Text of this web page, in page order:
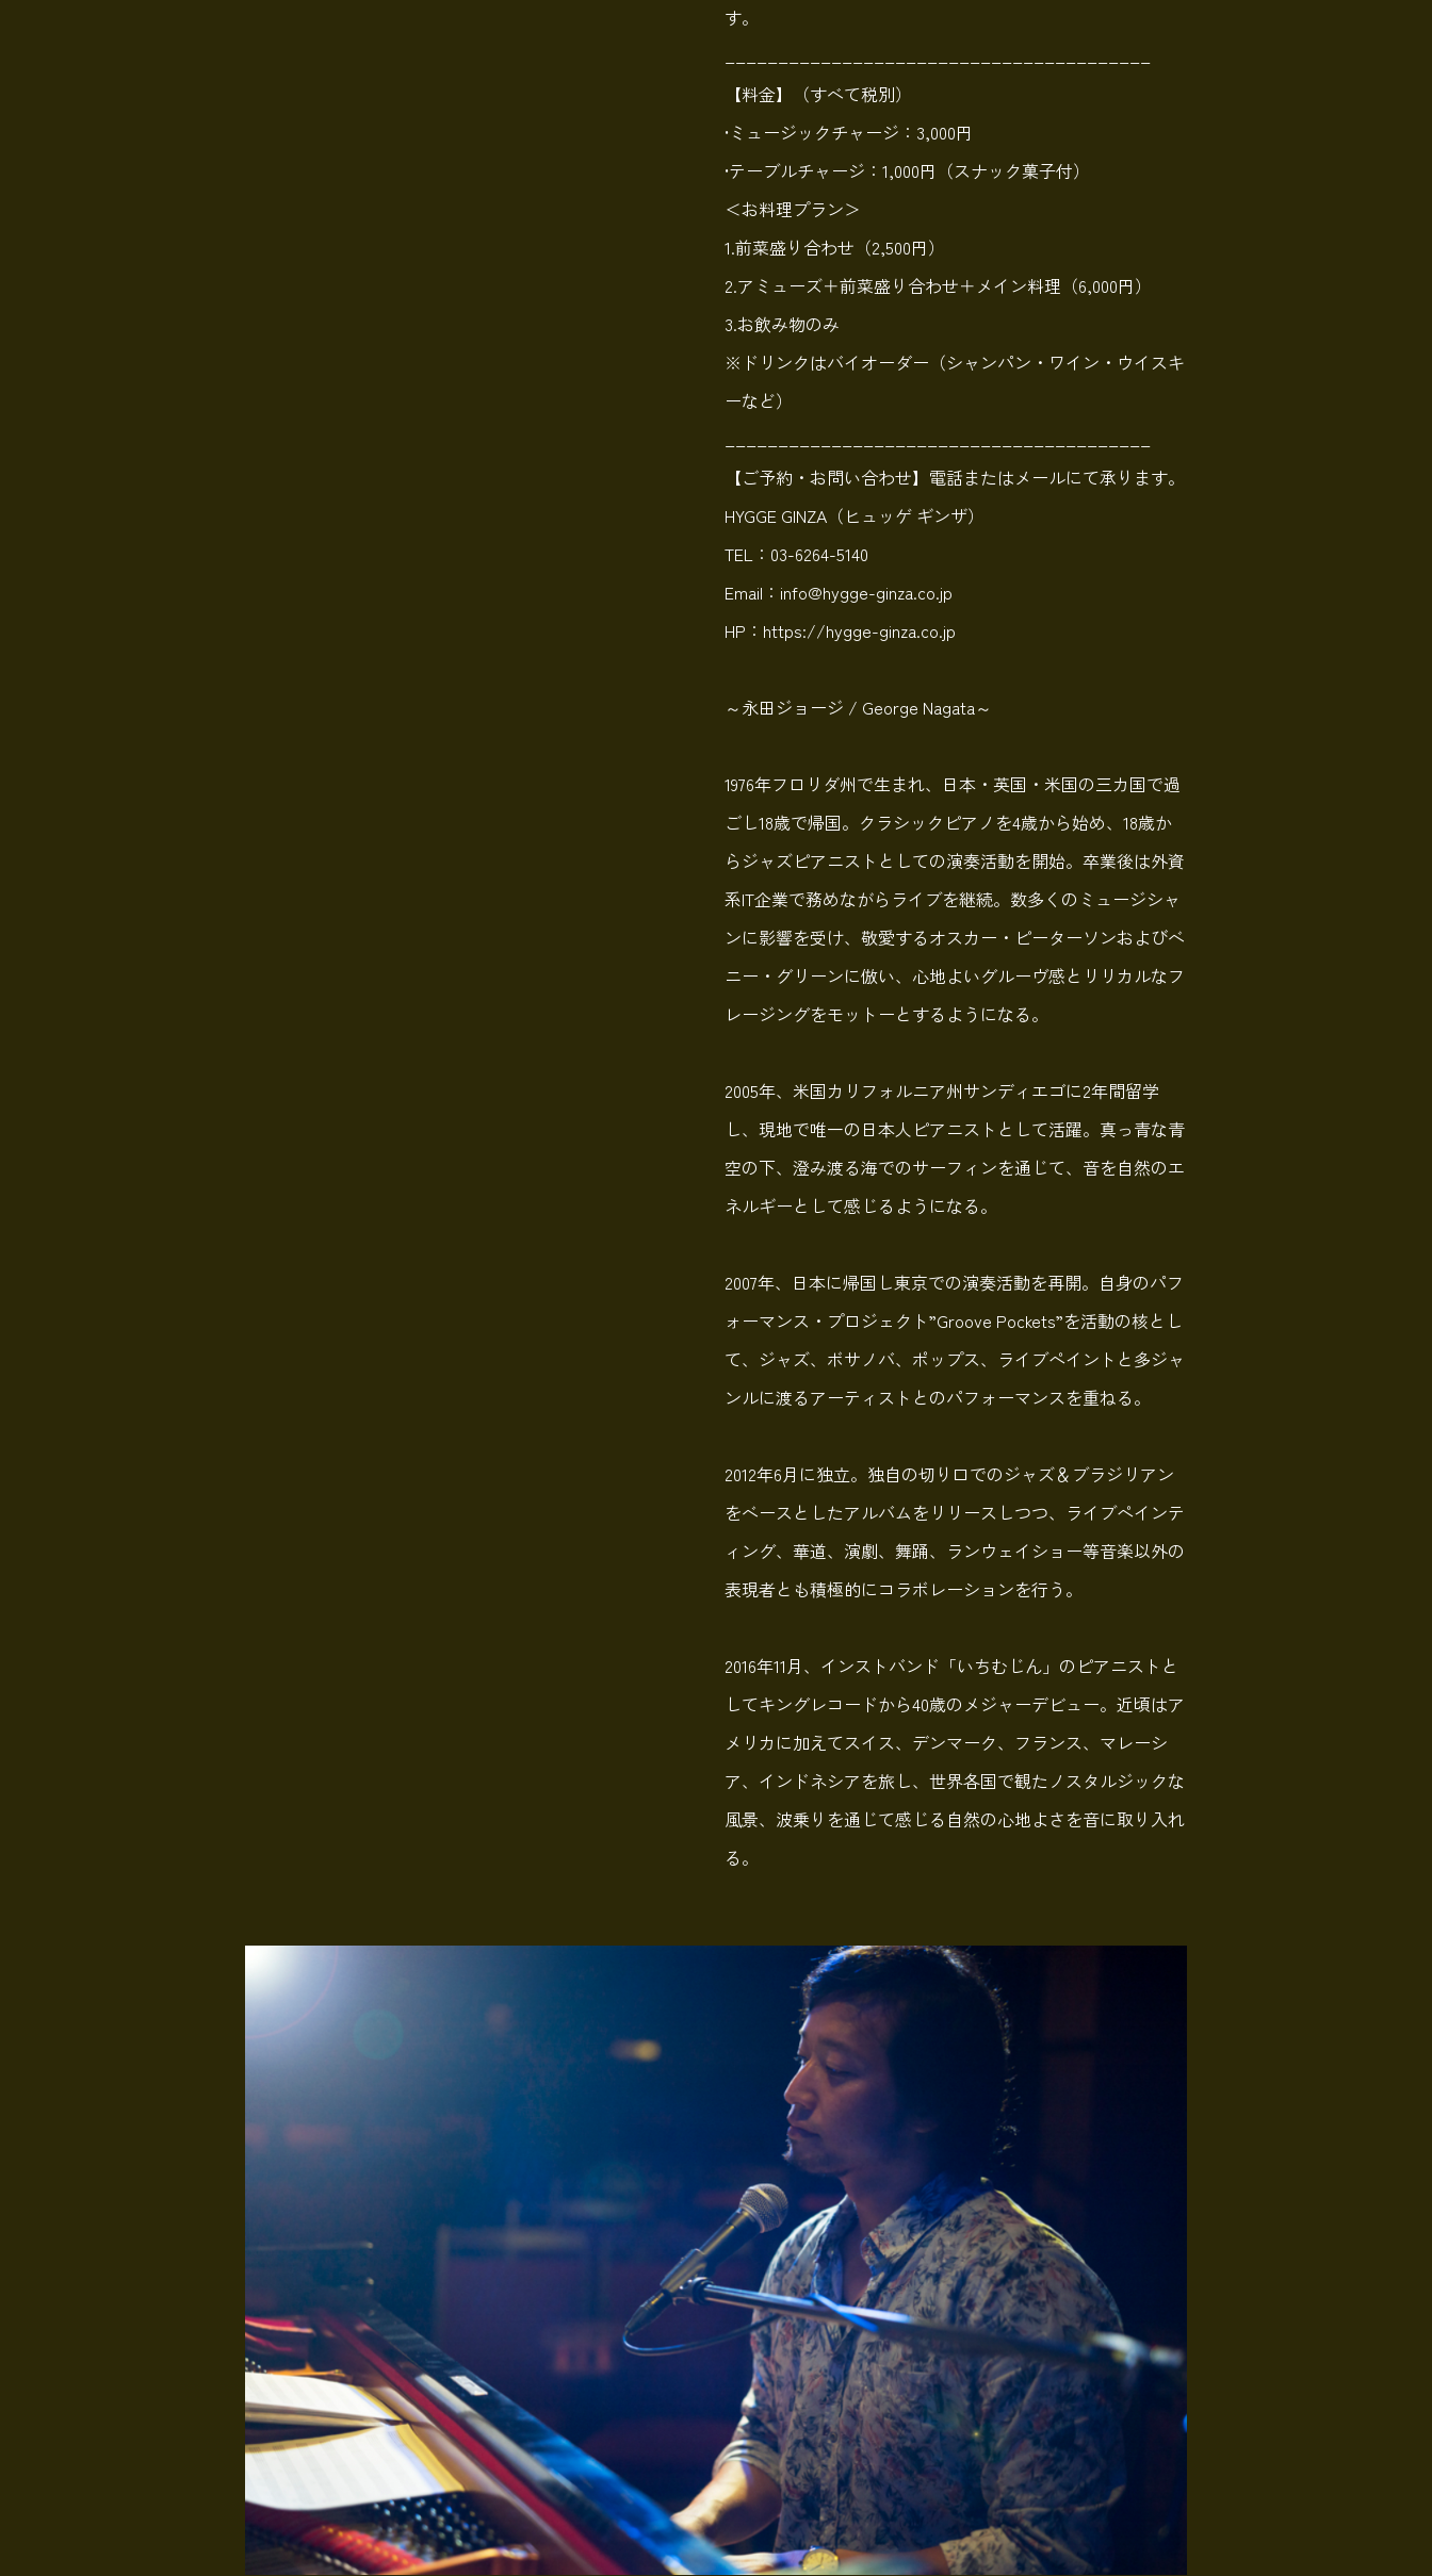
す。
【料金】（すべて税別）
•ミュージックチャージ：3,000円
•テーブルチャージ：1,000円（スナック菓子付）
＜お料理プラン＞
1.前菜盛り合わせ（2,500円）
2.アミューズ＋前菜盛り合わせ＋メイン料理（6,000円）
3.お飲み物のみ
※ドリンクはバイオーダー（シャンパン・ワイン・ウイスキ
ーなど）
【ご予約・お問い合わせ】電話またはメールにて承ります。
HYGGE GINZA（ヒュッゲ ギンザ）
TEL：03-6264-5140
Email：info@hygge-ginza.co.jp
HP：https://hygge-ginza.co.jp
～永田ジョージ / George Nagata～
1976年フロリダ州で生まれ、日本・英国・米国の三カ国で過
ごし18歳で帰国。クラシックピアノを4歳から始め、18歳か
らジャズピアニストとしての演奏活動を開始。卒業後は外資
系IT企業で務めながらライブを継続。数多くのミュージシャ
ンに影響を受け、敬愛するオスカー・ピーターソンおよびベ
ニー・グリーンに倣い、心地よいグルーヴ感とリリカルなフ
レージングをモットーとするようになる。
2005年、米国カリフォルニア州サンディエゴに2年間留学
し、現地で唯一の日本人ピアニストとして活躍。真っ青な青
空の下、澄み渡る海でのサーフィンを通じて、音を自然のエ
ネルギーとして感じるようになる。
2007年、日本に帰国し東京での演奏活動を再開。自身のパフ
ォーマンス・プロジェクト”Groove Pockets”を活動の核とし
て、ジャズ、ボサノバ、ポップス、ライブペイントと多ジャ
ンルに渡るアーティストとのパフォーマンスを重ねる。
2012年6月に独立。独自の切り口でのジャズ＆ブラジリアン
をベースとしたアルバムをリリースしつつ、ライブペインテ
ィング、華道、演劇、舞踊、ランウェイショー等音楽以外の
表現者とも積極的にコラボレーションを行う。
2016年11月、インストバンド「いちむじん」のピアニストと
してキングレコードから40歳のメジャーデビュー。近頃はア
メリカに加えてスイス、デンマーク、フランス、マレーシ
ア、インドネシアを旅し、世界各国で観たノスタルジックな
風景、波乗りを通じて感じる自然の心地よさを音に取り入れ
る。